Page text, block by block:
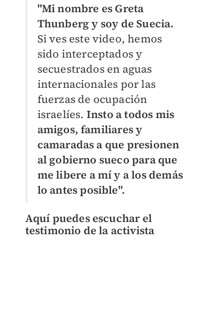
"Mi nombre es Greta
Thunbergy soy de Suecia.
Si ves este video, hemos
sido interceptados y
secuestrados en aguas
internacionales por las
fuerzas de ocupación
israelíes. Insto a todos mis
amigos, familiares y
camaradas a que presionen
al gobierno sueco para que
me libere a mí y a los demás
lo antes posible".
Aquí puedes escuchar el
testimonio de la activista